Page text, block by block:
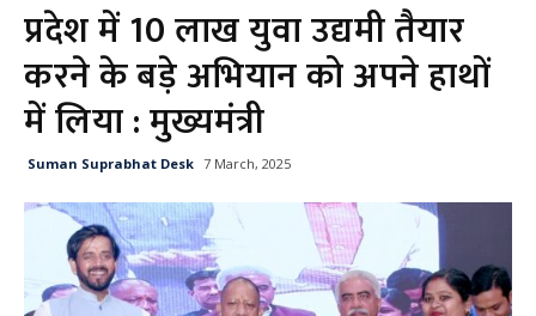
प्रदेश में 10 लाख युवा उद्यमी तैयार
करने के बड़े अभियान को अपने हाथों
में लिया : मुख्यमंत्री
Suman Suprabhat Desk 7 March, 2025